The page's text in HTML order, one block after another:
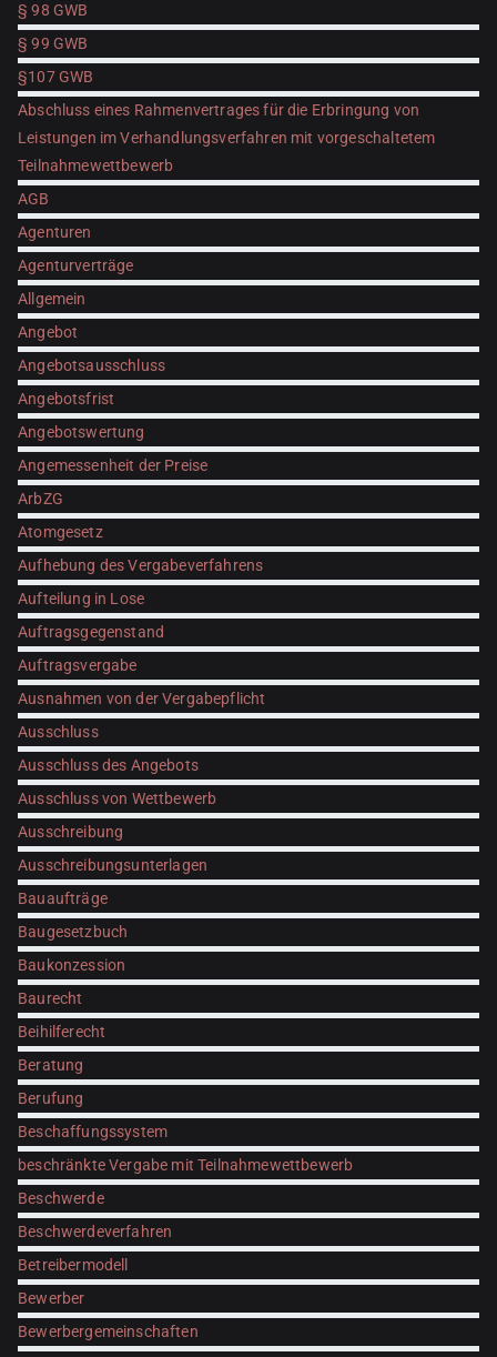
§ 98 GWB
§ 99 GWB
§107 GWB
Abschluss eines Rahmenvertrages für die Erbringung von
Leistungen im Verhandlungsverfahren mit vorgeschaltetem
Teilnahmewettbewerb
AGB
Agenturen
Agenturverträge
Allgemein
Angebot
Angebotsausschluss
Angebotsfrist
Angebotswertung
Angemessenheit der Preise
ArbZG
Atomgesetz
Aufhebung des Vergabeverfahrens
Aufteilung in Lose
Auftragsgegenstand
Auftragsvergabe
Ausnahmen von der Vergabepflicht
Ausschluss
Ausschluss des Angebots
Ausschluss von Wettbewerb
Ausschreibung
Ausschreibungsunterlagen
Bauaufträge
Baugesetzbuch
Baukonzession
Baurecht
Beihilferecht
Beratung
Berufung
Beschaffungssystem
beschränkte Vergabe mit Teilnahmewettbewerb
Beschwerde
Beschwerdeverfahren
Betreibermodell
Bewerber
Bewerbergemeinschaften